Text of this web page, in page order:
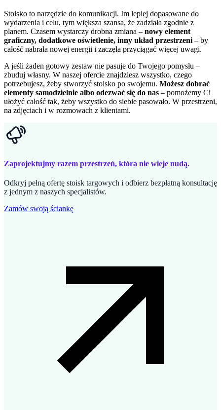
Stoisko to narzędzie do komunikacji. Im lepiej dopasowane do
wydarzenia i celu, tym większa szansa, że zadziała zgodnie z
planem. Czasem wystarczy drobna zmiana – nowy element
graficzny, dodatkowe oświetlenie, inny układ przestrzeni – by
całość nabrała nowej energii i zaczęła przyciągać więcej uwagi.
A jeśli żaden gotowy zestaw nie pasuje do Twojego pomysłu –
zbuduj własny. W naszej ofercie znajdziesz wszystko, czego
potrzebujesz, żeby stworzyć stoisko po swojemu. Możesz dobrać
elementy samodzielnie albo odezwać się do nas – pomożemy Ci
ułożyć całość tak, żeby wszystko do siebie pasowało. W przestrzeni,
na zdjęciach i w rozmowach z klientami.
Zaprojektujmy razem przestrzeń, która nie wieje nudą.
Odkryj pełną ofertę stoisk targowych i odbierz bezpłatną konsultację
z jednym z naszych specjalistów.
Zamów swoją ściankę